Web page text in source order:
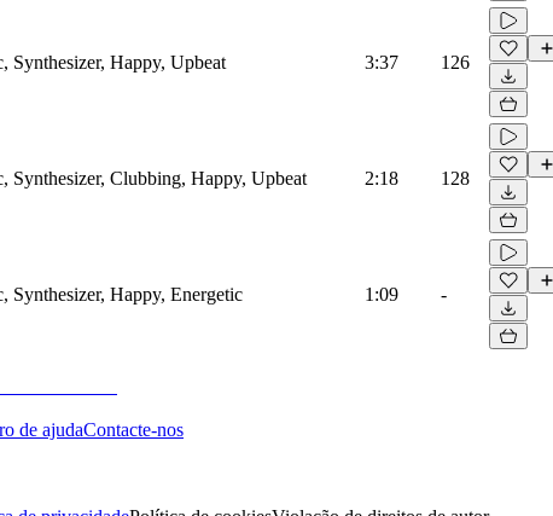
Synthesizer, Happy, Upbeat 3:37 126
Synthesizer, Clubbing, Happy, Upbeat 2:18 128
Synthesizer, Happy, Energetic 1:09 -
de ajudaContacte-nos